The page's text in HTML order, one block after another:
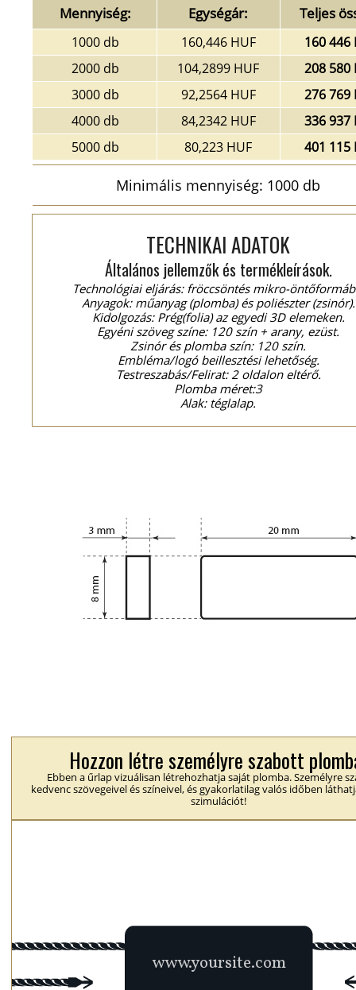
Mennyiség: Egységár: Teljes
1000 db 160,446 HUF
160 446
2000 db
104,2899 HUF
208 580
3000 db
92,2564 HUF
276 769
4000 db
84,2342 HUF
336 937
5000 db
80,223 HUF 401 115
Minimális mennyiség: 1000 db
TECHNIKAI ADATOK
Általános jellemzők és termékleírások.
Technológiai eljárás: fröccsöntés mikro-
Anyagok: műanyag (plomba) és poliészter (zsinór).
Kidolgozás: Prég(folia) az egyedi 3D elemeken.
Egyéni szöveg színe: 120 szín + arany, ezüst.
Zsinór és plomba szín: 120 szín.
Embléma/logó beillesztési lehetőség.
Testreszabás/Felirat: 2 oldalon eltérő.
Plomba méret:3
Alak: téglalap.
Hozzon létre személyre szabott
Ebben a űrlap vizuálisan létrehozhatja saját plomba. Személyre
kedvenc szövegeivel és színeivel, és gyakorlatilag valós időben
szimulációt!